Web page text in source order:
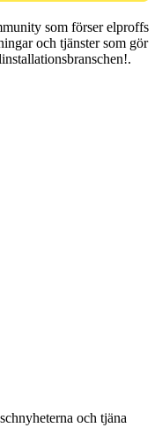
som förser elproffs
och tjänster som gör
och tjäna